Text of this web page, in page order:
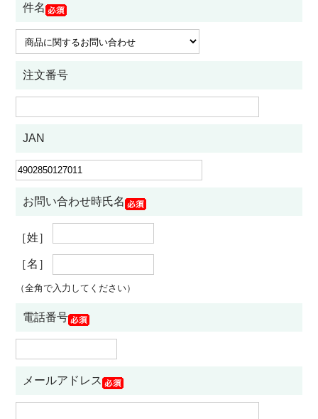
件名
注文番号
JAN
お問い合わせ時氏名
［姓］
［名］
（全角で入力してください）
電話番号
メールアドレス